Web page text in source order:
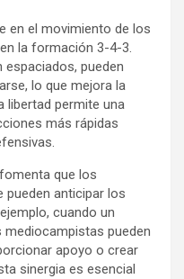
en el movimiento de los
la formación 3-4-3.
pueden
lo que mejora la
libertad permite una
más rápidas
que los
pueden anticipar los
cuando un
mediocampistas pueden
apoyo o crear
sinergia es esencial